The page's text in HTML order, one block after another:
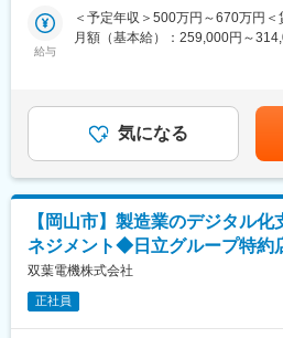
■部署構成：
最終面接後、これまでのご経験・
で、適切な役職をご用意いたしま
■魅力ポイント：
＜風通しが良く働きやすい職場＞
職場は広々とした新しく綺麗なワ
他の部署がコミュニケーション良
置き型社食等も導入し社内コミュ
でなく、企業内保育園も社会に先
します。
・施工管理業務
・安全管理補助
・現場写真撮影
・担当顧客数…市町村約30程
・顧客エリア…岡山県内（県南、
■部署全体の1ヶ月の仕事量：
・期…20件
・部下（6名）の進捗管理を含む
・個人では1～3件
給与
＜予定年収＞500万円～670万円
月額（基本給）：259,000円～
与については役職により変わりま
これまでのご経験やスキルを十分
ご用意いたします。 ■昇給：年1
（上期12月・下期3月／過去実績
も目安の金額であり、選考を通じ
月給(月額)は固定手当を含めた表
気になる
【岡山市】製造業のデジタル
ネジメント◆日立グループ特約
双葉電機株式会社
正社員